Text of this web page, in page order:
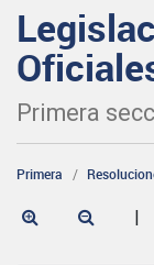
Primera
Primera
|